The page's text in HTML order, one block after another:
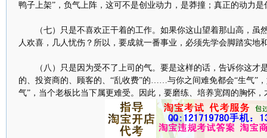
鸭子上架”，负气上阵，这可不是创业动力，是莽撞；真正的动力
（七）只是不喜欢正干着的工作。如果你这山望着那山高，虽
人欢喜，几人忧伤？所以，要成就一番事业，必须先学会脚踏实地
（八）只是因为受不了上司的气。要是这样的话，告诉你这才
的、投资商的、顾客的、“乱收费”的……与你之间难免都会“生气”，
气”，当个老板比当下属更难受。因此，要磨练、培养宽阔的胸怀